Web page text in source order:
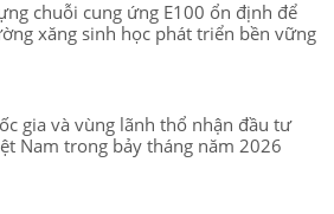
chuỗi cung ứng E100 ổn định để
xăng sinh học phát triển bền vững
gia và vùng lãnh thổ nhận đầu tư
Nam trong bảy tháng năm 2026